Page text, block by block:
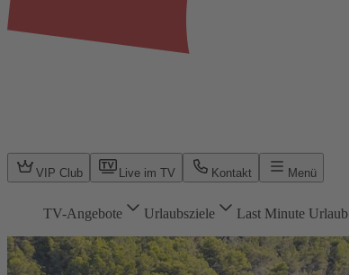
VIP Club Live im TV Kontakt Menü
TV-Angebote Urlaubsziele Last Minute Urlaub